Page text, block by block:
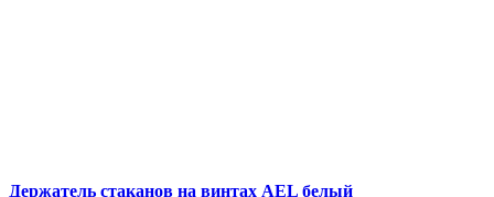
Держатель стаканов на винтах AEL белый